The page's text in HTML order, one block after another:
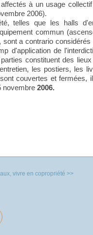
à un usage
2006).
telles que les halls
commun
a contrario
d'application de
constituent des lieux
les postiers, les
couvertes et fermées,
novembre 2006.
vivre en copropriété >>